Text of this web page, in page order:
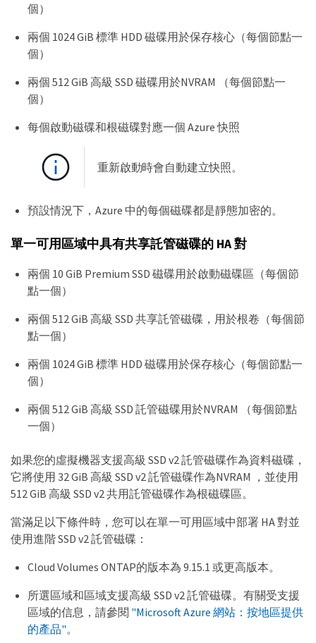
個）
兩個 1024 GiB 標準 HDD 磁碟用於保存核心（每個節點一
個）
兩個 512 GiB 高級 SSD 磁碟用於NVRAM （每個節點一
個）
每個啟動磁碟和根磁碟對應一個 Azure 快照
重新啟動時會自動建立快照。
預設情況下，Azure 中的每個磁碟都是靜態加密的。
單一可用區域中具有共享託管磁碟的 HA 對
兩個 10 GiB Premium SSD 磁碟用於啟動磁碟區（每個節
點一個）
兩個 512 GiB 高級 SSD 共享託管磁碟，用於根卷（每個節
點一個）
兩個 1024 GiB 標準 HDD 磁碟用於保存核心（每個節點一
個）
兩個 512 GiB 高級 SSD 託管磁碟用於NVRAM （每個節點
一個）
如果您的虛擬機器支援高級 SSD v2 託管磁碟作為資料磁碟，
它將使用 32 GiB 高級 SSD v2 託管磁碟作為NVRAM ，並使用
512 GiB 高級 SSD v2 共用託管磁碟作為根磁碟區。
當滿足以下條件時，您可以在單一可用區域中部署 HA 對並
使用進階 SSD v2 託管磁碟：
Cloud Volumes ONTAP的版本為 9.15.1 或更高版本。
所選區域和區域支援高級 SSD v2 託管磁碟。有關受支援
區域的信息，請參閱 "Microsoft Azure 網站：按地區提供
的產品"。